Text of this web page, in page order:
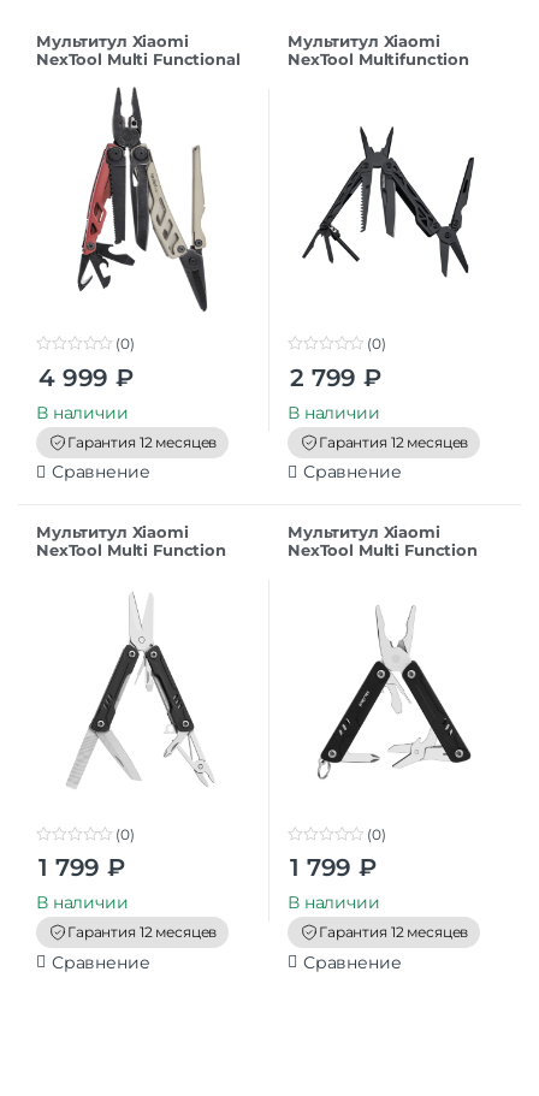
Мультитул Xiaomi
NexTool Multi Functional
o
t
o
f
5
(0)
4 999 ₽
В наличии
Гарантия 12 месяцев
Сравнение
Мультитул Xiaomi
NexTool Multifunction
o
t
o
f
5
(0)
2 799 ₽
В наличии
Гарантия 12 месяцев
Сравнение
Мультитул Xiaomi
NexTool Multi Function
t
o
f
5
(0)
1 799 ₽
В наличии
Гарантия 12 месяцев
Сравнение
Мультитул Xiaomi
NexTool Multi Function
t
o
f
5
(0)
1 799 ₽
В наличии
Гарантия 12 месяцев
Сравнение